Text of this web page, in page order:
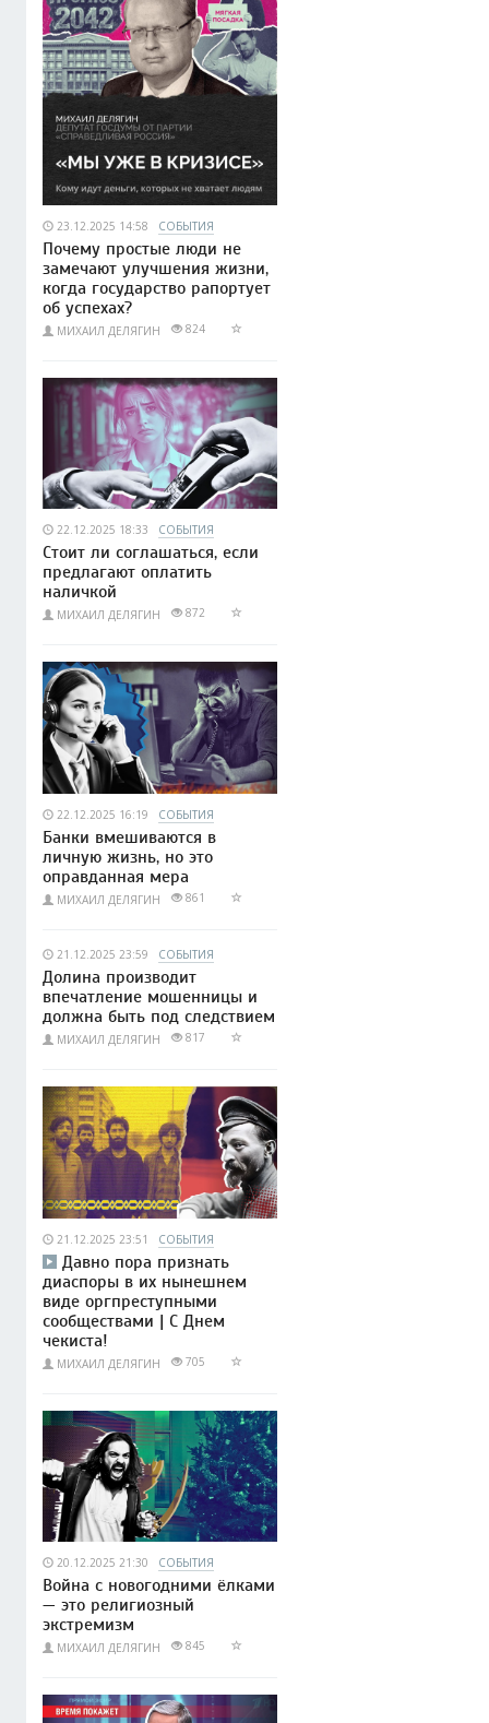
23.12.2025 14:58 СОБЫТИЯ
Почему простые люди не
замечают улучшения жизни,
когда государство рапортует
об успехах?
МИХАИЛ ДЕЛЯГИН 824
22.12.2025 18:33 СОБЫТИЯ
Стоит ли соглашаться, если
предлагают оплатить
наличкой
МИХАИЛ ДЕЛЯГИН 872
22.12.2025 16:19 СОБЫТИЯ
Банки вмешиваются в
личную жизнь, но это
оправданная мера
МИХАИЛ ДЕЛЯГИН 861
21.12.2025 23:59 СОБЫТИЯ
Долина производит
впечатление мошенницы и
должна быть под следствием
МИХАИЛ ДЕЛЯГИН 817
21.12.2025 23:51 СОБЫТИЯ
Давно пора признать
диаспоры в их нынешнем
виде оргпреступными
сообществами | С Днем
чекиста!
МИХАИЛ ДЕЛЯГИН 705
20.12.2025 21:30 СОБЫТИЯ
Война с новогодними ёлками
— это религиозный
экстремизм
МИХАИЛ ДЕЛЯГИН 845